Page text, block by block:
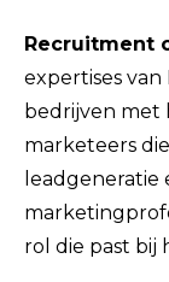
Recruitment
expertises
bedrijven met
marketeers
leadgeneratie
rol die past bij